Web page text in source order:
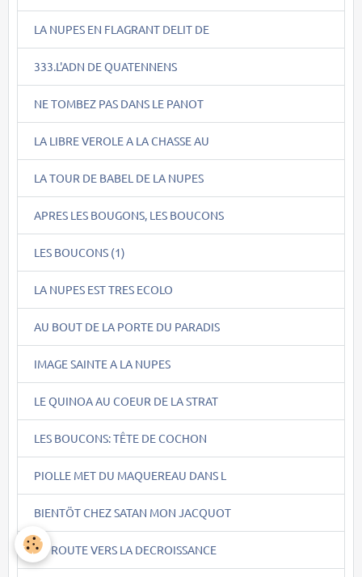
LA NUPES EN FLAGRANT DELIT DE
333.L'ADN DE QUATENNENS
NE TOMBEZ PAS DANS LE PANOT
LA LIBRE VEROLE A LA CHASSE AU
LA TOUR DE BABEL DE LA NUPES
APRES LES BOUGONS, LES BOUCONS
LES BOUCONS (1)
LA NUPES EST TRES ECOLO
AU BOUT DE LA PORTE DU PARADIS
IMAGE SAINTE A LA NUPES
LE QUINOA AU COEUR DE LA STRAT
LES BOUCONS: TÊTE DE COCHON
PIOLLE MET DU MAQUEREAU DANS L
BIENTÖT CHEZ SATAN MON JACQUOT
EN ROUTE VERS LA DECROISSANCE